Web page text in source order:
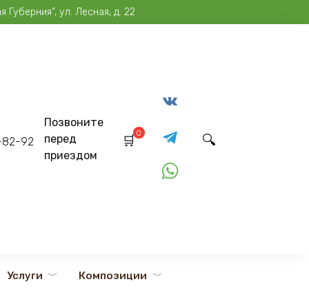
ул. Лесная, д. 22
82-92
Позвоните
перед
приездом
0
Услуги Композиции